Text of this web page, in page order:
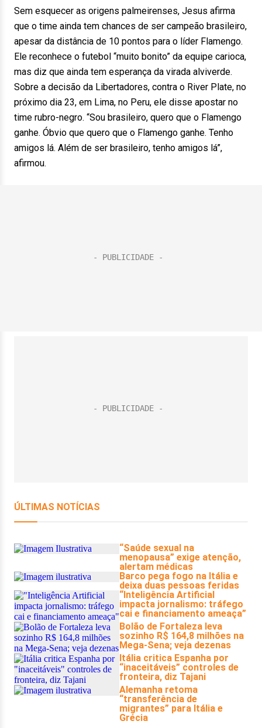
Sem esquecer as origens palmeirenses, Jesus afirma
que o time ainda tem chances de ser campeão brasileiro,
apesar da distância de 10 pontos para o líder Flamengo.
Ele reconhece o futebol “muito bonito” da equipe carioca,
mas diz que ainda tem esperança da virada alviverde.
Sobre a decisão da Libertadores, contra o River Plate, no
próximo dia 23, em Lima, no Peru, ele disse apostar no
time rubro-negro. “Sou brasileiro, quero que o Flamengo
ganhe. Óbvio que quero que o Flamengo ganhe. Tenho
amigos lá. Além de ser brasileiro, tenho amigos lá”,
afirmou.